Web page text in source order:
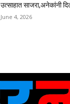
उत्साहात साजरा,अनेकांनी
June 4, 2026